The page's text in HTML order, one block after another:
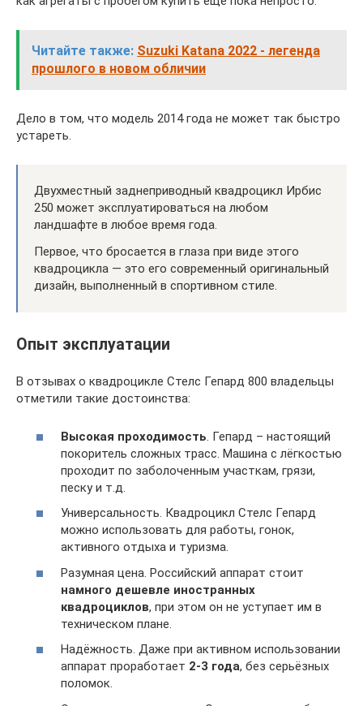
Читайте также: Suzuki Katana 2022 - легенда
прошлого в новом обличии
Дело в том, что модель 2014 года не может так быстро
устареть.
Двухместный заднеприводный квадроцикл Ирбис
250 может эксплуатироваться на любом
ландшафте в любое время года.
Первое, что бросается в глаза при виде этого
квадроцикла — это его современный оригинальный
дизайн, выполненный в спортивном стиле.
Опыт эксплуатации
В отзывах о квадроцикле Стелс Гепард 800 владельцы
отметили такие достоинства:
Высокая проходимость . Гепард – настоящий
покоритель сложных трасс. Машина с лёгкостью
проходит по заболоченным участкам, грязи,
песку и т.д.
Универсальность. Квадроцикл Стелс Гепард
можно использовать для работы, гонок,
активного отдыха и туризма.
Разумная цена. Российский аппарат стоит
намного дешевле иностранных
квадроциклов, при этом он не уступает им в
техническом плане.
Надёжность. Даже при активном использовании
аппарат проработает 2-3 года, без серьёзных
поломок.